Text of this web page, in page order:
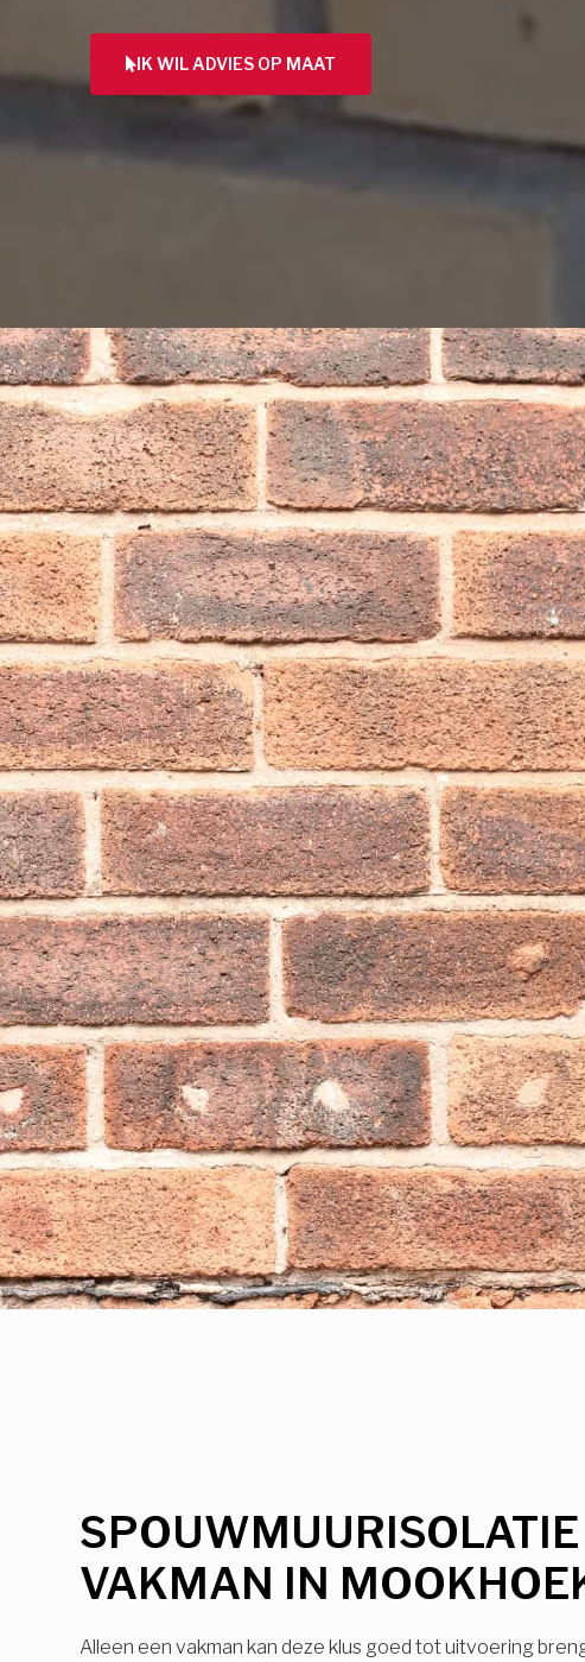
IK WIL ADVIES OP MAAT
SPOUWMUURISOLATIE
VAKMAN IN
Alleen een vakman kan deze klus goed tot uitvoering